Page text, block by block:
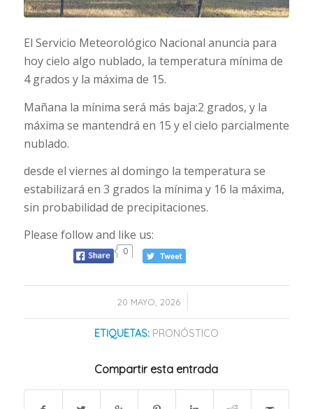
El Servicio Meteorológico Nacional anuncia para
hoy cielo algo nublado, la temperatura mínima de
4 grados y la máxima de 15.
Mañana la mínima será más baja:2 grados, y la
máxima se mantendrá en 15 y el cielo parcialmente
nublado.
desde el viernes al domingo la temperatura se
estabilizará en 3 grados la mínima y 16 la máxima,
sin probabilidad de precipitaciones.
Please follow and like us:
0
20 MAYO, 2026
/
ETIQUETAS: PRONÓSTICO
Compartir esta entrada